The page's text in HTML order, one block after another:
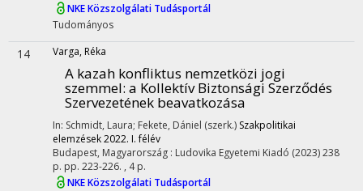
NKE Közszolgálati Tudásportál
Tudományos
14 Varga, Réka
A kazah konfliktus nemzetközi jogi
szemmel: a Kollektív Biztonsági Szerződés
Szervezetének beavatkozása
In: Schmidt, Laura; Fekete, Dániel (szerk.) Szakpolitikai
elemzések 2022. I. félév
Budapest, Magyarország : Ludovika Egyetemi Kiadó (2023)238
p. pp. 223-226. , 4 p.
NKE Közszolgálati Tudásportál